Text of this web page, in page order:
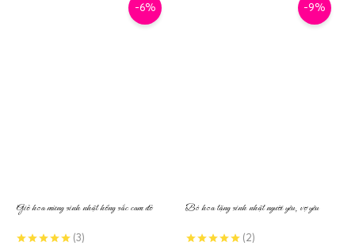
-6%
Giỏ hoa mừng sinh nhật hồng sắc cam đỏ
(3)
-9%
Bó hoa tặng sinh nhật người yêu, vợ yêu
(2)